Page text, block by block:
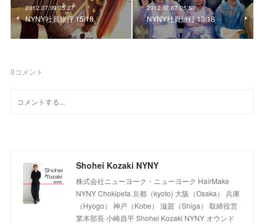
2012.07.09 05:27
NYNY社員旅行 15/18
2012.07.07 05:50
NYNY社員旅行 13/18
0コメント
Shohei Kozaki NYNY
株式会社ニューヨーク・ニューヨーク HairMake
NYNY Chokipeta 京都（kyoto) 大阪（Osaka） 兵庫
（Hyogo） 神戸（Kobe） 滋賀（Shiga） 取締役営
業本部長 小崎昌平 Shohei Kozaki NYNY オウンド